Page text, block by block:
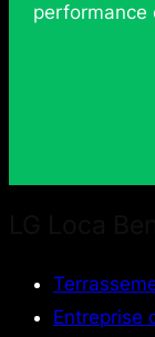
performance
Entreprise